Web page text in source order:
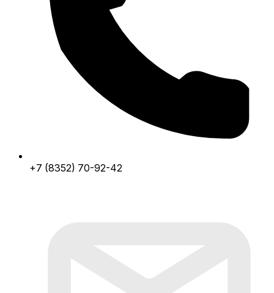
+7 (8352) 70-92-42